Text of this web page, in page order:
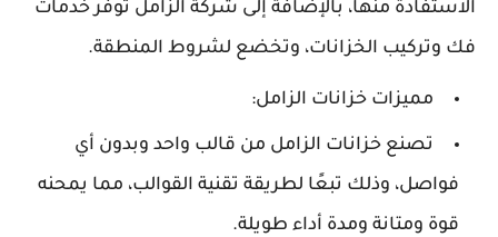
الاستفادة منها، بالإضافة إلى شركة الزامل توفر خدمات
فك وتركيب الخزانات، وتخضع لشروط المنطقة.
مميزات خزانات الزامل:
تصنع خزانات الزامل من قالب واحد وبدون أي
فواصل، وذلك تبعًا لطريقة تقنية القوالب، مما يمحنه
قوة ومتانة ومدة أداء طويلة.